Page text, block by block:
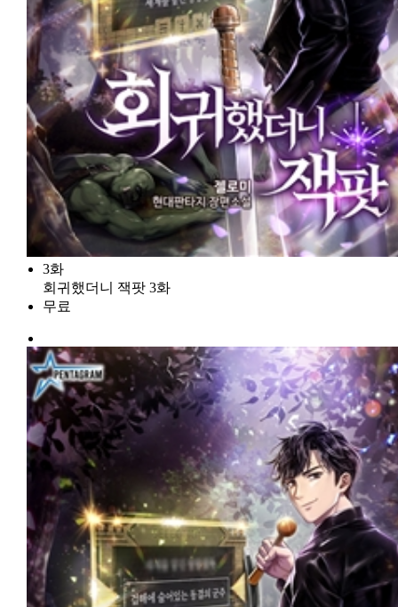
3화
회귀했더니 잭팟 3화
무료